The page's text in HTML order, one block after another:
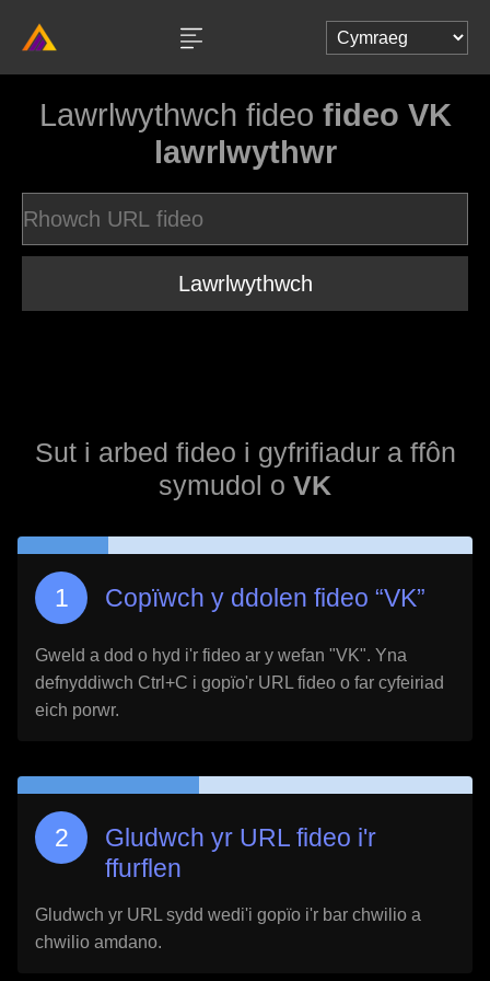
Lawrlwythwch fideo fideo VK
lawrlwythwr
Lawrlwythwch
Sut i arbed fideo i gyfrifiadur a ffôn
symudol o VK
Copïwch y ddolen fideo “VK”
Gweld a dod o hyd i'r fideo ar y wefan "VK". Yna
defnyddiwch Ctrl+C i gopïo'r URL fideo o far cyfeiriad
eich porwr.
Gludwch yr URL fideo i'r
ffurflen
Gludwch yr URL sydd wedi'i gopïo i'r bar chwilio a
chwilio amdano.